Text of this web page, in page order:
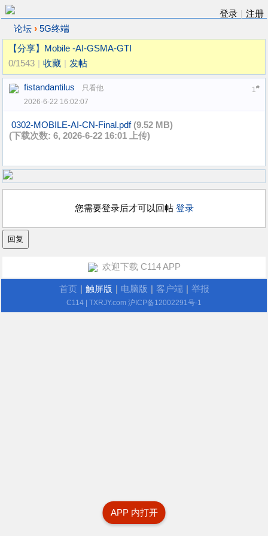
登录
注册
论坛 › 5G终端
【分享】Mobile -AI-GSMA-GTI
0/1543
收藏 发帖
1#
fistandantilus
只看他
2026-6-22 16:02:07
0302-MOBILE-AI-CN-Final.pdf (9.52 MB)
(下载次数: 6, 2026-6-22 16:01 上传)
您需要登录后才可以回帖 登录
APP 内打开
欢迎下载 C114 APP
首页 触屏版 电脑版 客户端 举报
C114 | TXRJY.com 沪ICP备12002291号-1